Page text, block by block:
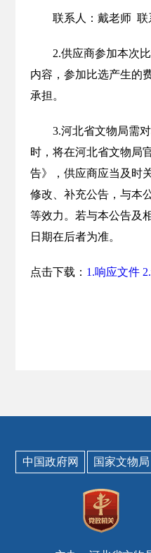
联系人：戴老师 联系
2.供应商参加本次比
内容，参加比选产生的
承担。
3.河北省文物局需对
时，将在河北省文物局
告》，供应商应当及时
修改、补充公告，与本
等效力。若与本公告及
日期在后者为准。
点击下载： 1.响应文件
中国政府网 国家文物局